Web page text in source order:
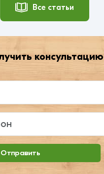
Все статьи
консультацию
Отправить